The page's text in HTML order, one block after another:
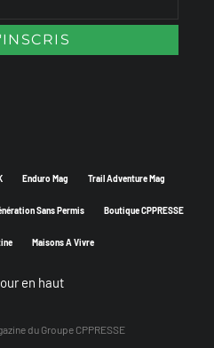
Enduro Mag Trail Adventure Mag
Sans Permis Boutique CPPRESSE
Maisons A Vivre
en haut
du Groupe CPPRESSE